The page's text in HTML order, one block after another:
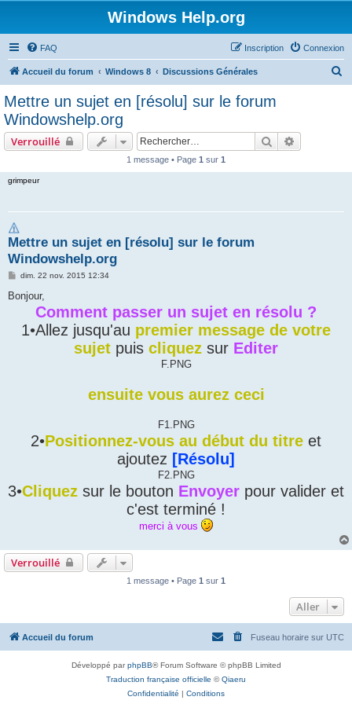
Windows Help.org
FAQ Connexion
Inscription
Accueil du forum Windows 8 Discussions Générales
Mettre un sujet en [résolu] sur le forum
Windowshelp.org
Verrouillé Rechercher
1 message • Page 1 sur 1
grimpeur
Mettre un sujet en [résolu] sur le forum
Windowshelp.org
M
s
dim. 22 nov. 2015 12:34
Bonjour,
Comment passer un sujet en résolu ?
1•Allez jusqu'au premier message de votre
sujet puis cliquez sur Editer
F.PNG
ensuite vous aurez ceci
F1.PNG
2•Positionnez-vous au début du titre et
ajoutez [Résolu]
F2.PNG
3•Cliquez sur le bouton Envoyer pour valider et
c'est terminé !
merci à vous
Verrouillé
1 message • Page 1 sur 1
Aller
Accueil du forum Fuseau horaire sur UTC
Développé parphpBB® Forum Software © phpBB Limited
Traduction française officielle ©Qiaeru
Confidentialité | Conditions